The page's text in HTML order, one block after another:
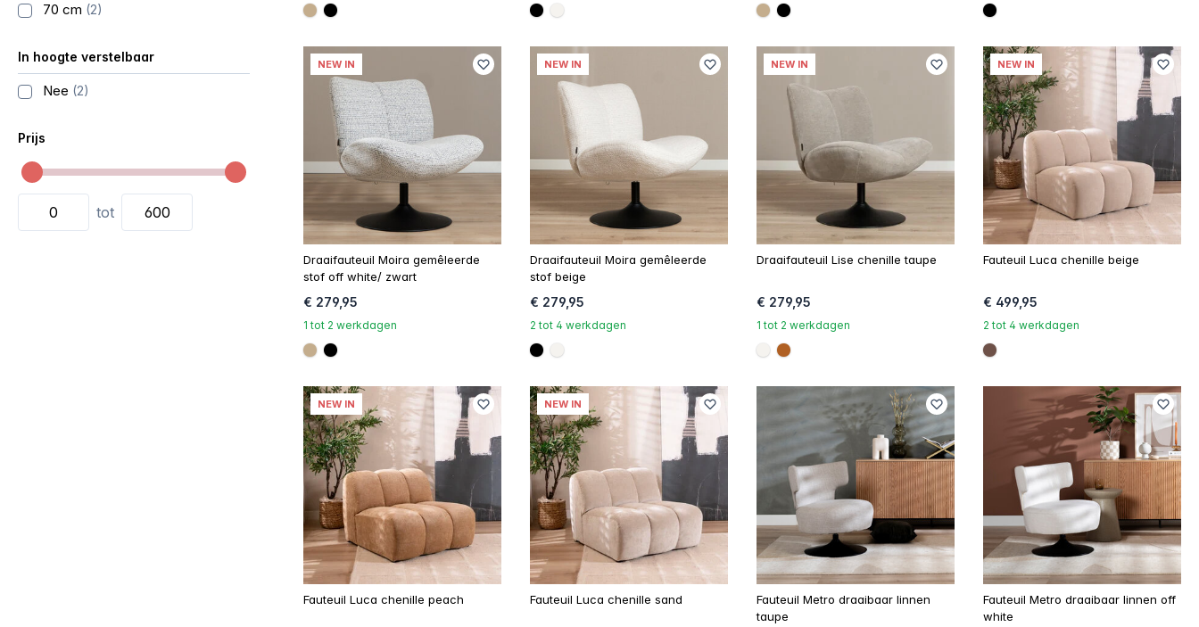
70 cm (2)
In hoogte verstelbaar
Nee (2)
Prijs
tot
#c4ad8d
#000000 #000000
#f5f3ef #c4ad8d
#000000 #000000
NEW IN
Draaifauteuil Moira gemêleerde
stof off white/ zwart
€ 279,95
1 tot 2 werkdagen
#c4ad8d
#000000
NEW IN
Draaifauteuil Moira gemêleerde
stof beige
€ 279,95
2 tot 4 werkdagen
#000000
#f5f3ef
NEW IN
Draaifauteuil Lise chenille taupe
€ 279,95
1 tot 2 werkdagen
#f5f3ef#b06023
NEW IN
Fauteuil Luca chenille beige
€ 499,95
2 tot 4 werkdagen
#6e5148
NEW IN
Fauteuil Luca chenille peach
NEW IN
Fauteuil Luca chenille sand
Fauteuil Metro draaibaar linnen
taupe
Fauteuil Metro draaibaar linnen off
white